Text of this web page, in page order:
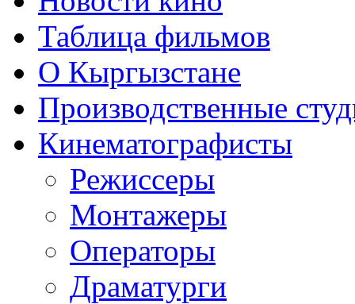
Таблица фильмов
О Кыргызстане
Производственные
Кинематографисты
Режиссеры
Монтажеры
Операторы
Драматурги